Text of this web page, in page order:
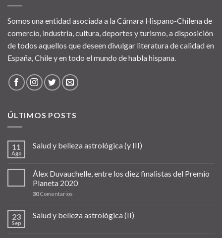
Somos una entidad asociada a la Cámara Hispano-Chilena de
comercio, industria, cultura, deportes y turismo, a disposición
de todos aquellos que deseen divulgar literatura de calidad en
España, Chile y en todo el mundo de habla hispana.
ÚLTIMOS POSTS
11
Ago
Salud y belleza astrológica (y III)
Álex Duvauchelle, entre los diez finalistas del Premio
Planeta 2020
30Comentarios
23
Sep
Salud y belleza astrológica (II)